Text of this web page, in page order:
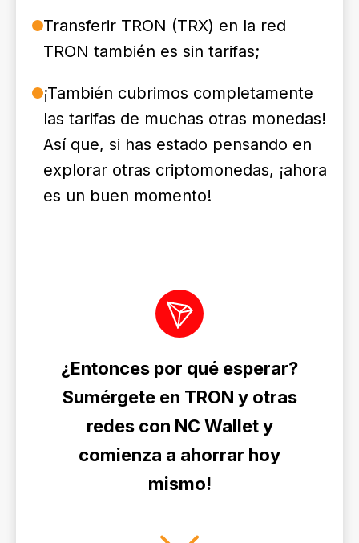
Transferir TRON (TRX) en la red
TRON también es sin tarifas;
¡También cubrimos completamente
las tarifas de muchas otras monedas!
Así que, si has estado pensando en
explorar otras criptomonedas, ¡ahora
es un buen momento!
¿Entonces por qué esperar?
Sumérgete en TRON y otras
redes con NC Wallet y
comienza a ahorrar hoy
mismo!